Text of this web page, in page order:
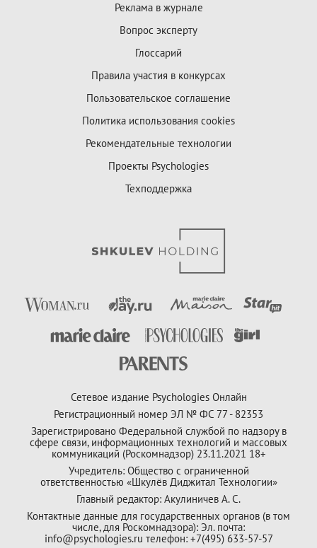
Реклама в журнале
Вопрос эксперту
Глоссарий
Правила участия в конкурсах
Пользовательское соглашение
Политика использования cookies
Рекомендательные технологии
Проекты Psychologies
Техподдержка
Сетевое издание Psychologies Онлайн
Регистрационный номер ЭЛ № ФС 77 - 82353
Зарегистрировано Федеральной службой по надзору в
сфере связи, информационных технологий и массовых
коммуникаций (Роскомнадзор) 23.11.2021 18+
Учредитель: Общество с ограниченной
ответственностью «Шкулёв Диджитал Технологии»
Главный редактор: Акулиничев А. С.
Контактные данные для государственных органов (в том
числе, для Роскомнадзора): Эл. почта:
info@psychologies.ru телефон: +7(495) 633-57-57